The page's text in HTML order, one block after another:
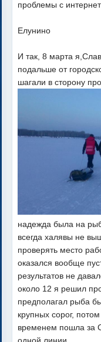
проблемы с
Елунино
И так, 8 марта
подальше от
шагали в сторону
надежда была на
всегда халявы не
проверять место
оказался вообще
результатов не
около 12 я решил
предполагал рыба
крупных сорог,
временем пошла за